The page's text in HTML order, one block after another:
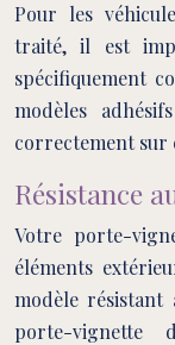
Pour les
traité, il est
spécifiquement
modèles
correctement sur
Résistance
Votre porte-
éléments
modèle résistant
porte-